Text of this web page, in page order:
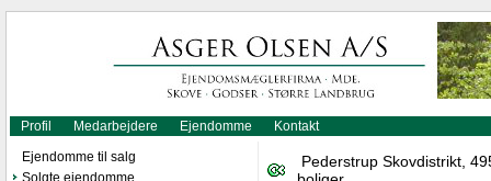
Profil Medarbejdere Ejendomme
Kontakt
Ejendomme til salg
Solgte ejendomme
Pederstrup Skovdistrikt,